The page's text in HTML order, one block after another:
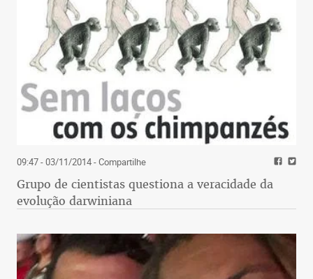
09:47 - 03/11/2014- Compartilhe
Grupo de cientistas questiona a veracidade da
evolução darwiniana